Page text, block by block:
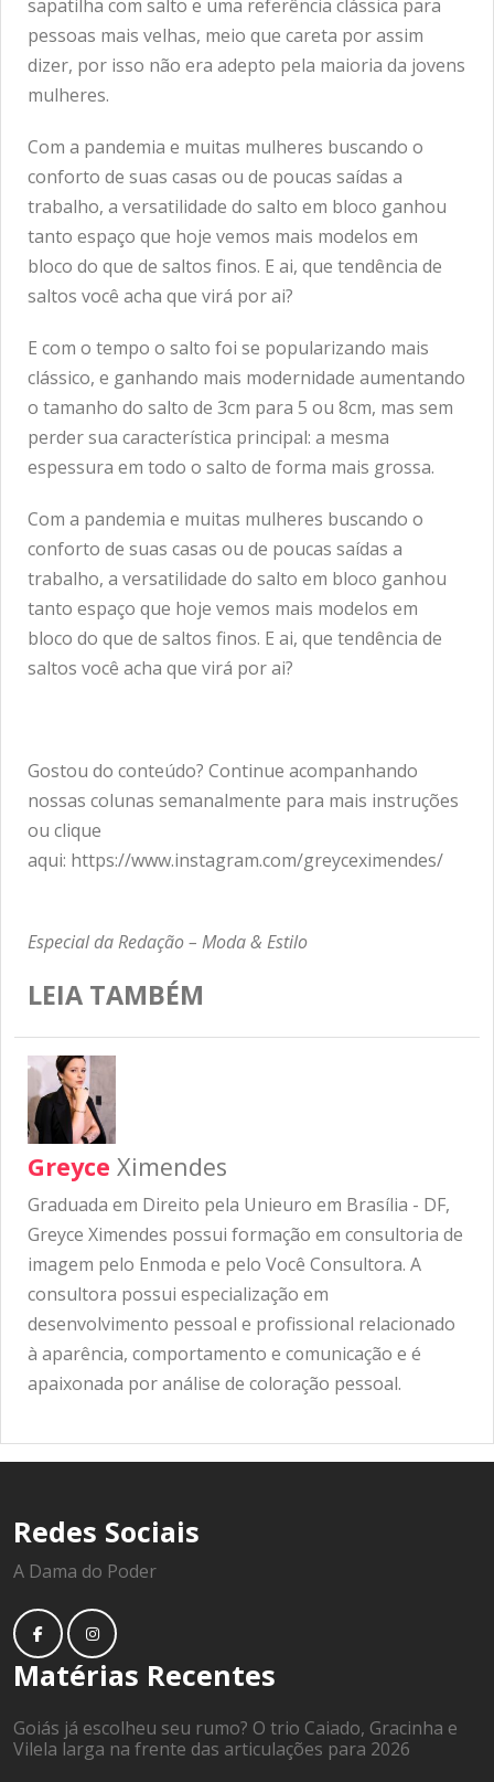
sapatilha com salto e uma referência clássica para
pessoas mais velhas, meio que careta por assim
dizer, por isso não era adepto pela maioria da jovens
mulheres.
Com a pandemia e muitas mulheres buscando o
conforto de suas casas ou de poucas saídas a
trabalho, a versatilidade do salto em bloco ganhou
tanto espaço que hoje vemos mais modelos em
bloco do que de saltos finos. E ai, que tendência de
saltos você acha que virá por ai?
E com o tempo o salto foi se popularizando mais
clássico, e ganhando mais modernidade aumentando
o tamanho do salto de 3cm para 5 ou 8cm, mas sem
perder sua característica principal: a mesma
espessura em todo o salto de forma mais grossa.
Com a pandemia e muitas mulheres buscando o
conforto de suas casas ou de poucas saídas a
trabalho, a versatilidade do salto em bloco ganhou
tanto espaço que hoje vemos mais modelos em
bloco do que de saltos finos. E ai, que tendência de
saltos você acha que virá por ai?
Gostou do conteúdo? Continue acompanhando
nossas colunas semanalmente para mais instruções
ou clique
aqui: https://www.instagram.com/greyceximendes/
Especial da Redação – Moda & Estilo
LEIA TAMBÉM
Greyce Ximendes
Graduada em Direito pela Unieuro em Brasília - DF,
Greyce Ximendes possui formação em consultoria de
imagem pelo Enmoda e pelo Você Consultora. A
consultora possui especialização em
desenvolvimento pessoal e profissional relacionado
à aparência, comportamento e comunicação e é
apaixonada por análise de coloração pessoal.
Redes Sociais
A Dama do Poder
Matérias Recentes
Goiás já escolheu seu rumo? O trio Caiado, Gracinha e
Vilela larga na frente das articulações para 2026